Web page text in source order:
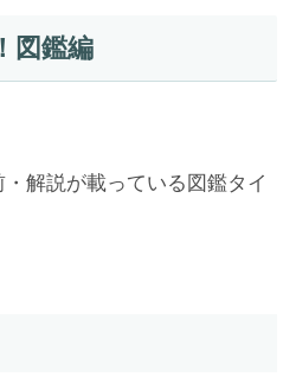
図鑑編
解説が載っている図鑑タイ